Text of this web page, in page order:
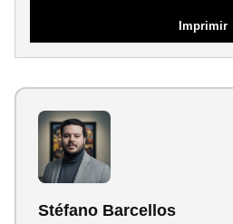
Imprimir
Stéfano Barcellos